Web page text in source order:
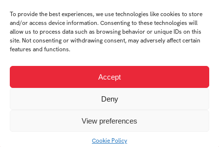
To provide the best experiences, we use technologies like cookies to store
and/or access device information. Consenting to these technologies will
allow us to process data such as browsing behavior or unique IDs on this
site. Not consenting or withdrawing consent, may adversely affect certain
features and functions.
Accept
Deny
View preferences
Cookie Policy
Turek Karel
Tremer Ondřej
Trögler Daniel
Uždil Štěpán
Uhrin Tomáš
V